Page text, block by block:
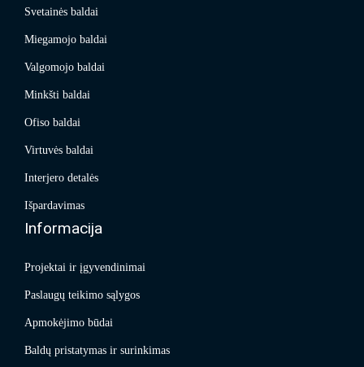
Svetainės baldai
Miegamojo baldai
Valgomojo baldai
Minkšti baldai
Ofiso baldai
Virtuvės baldai
Interjero detalės
Išpardavimas
Informacija
Projektai ir įgyvendinimai
Paslaugų teikimo sąlygos
Apmokėjimo būdai
Baldų pristatymas ir surinkimas